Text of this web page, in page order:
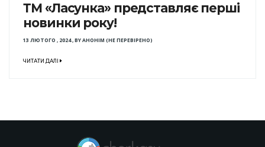
ТМ «Ласунка» представляє перші
новинки року!
13 ЛЮТОГО , 2024,BYАНОНІМ (НЕ ПЕРЕВІРЕНО)
ЧИТАТИ ДАЛІ